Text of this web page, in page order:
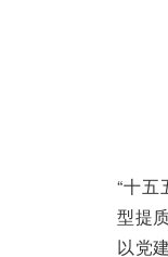
“十五
型提
以党